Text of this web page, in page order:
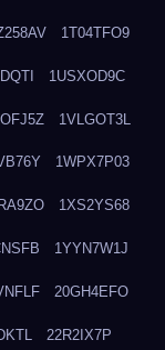
1T04TFO9
1USXOD9C
1VLGOT3L
1WPX7P03
1XS2YS68
1YYN7W1J
20GH4EFO
22R2IX7P